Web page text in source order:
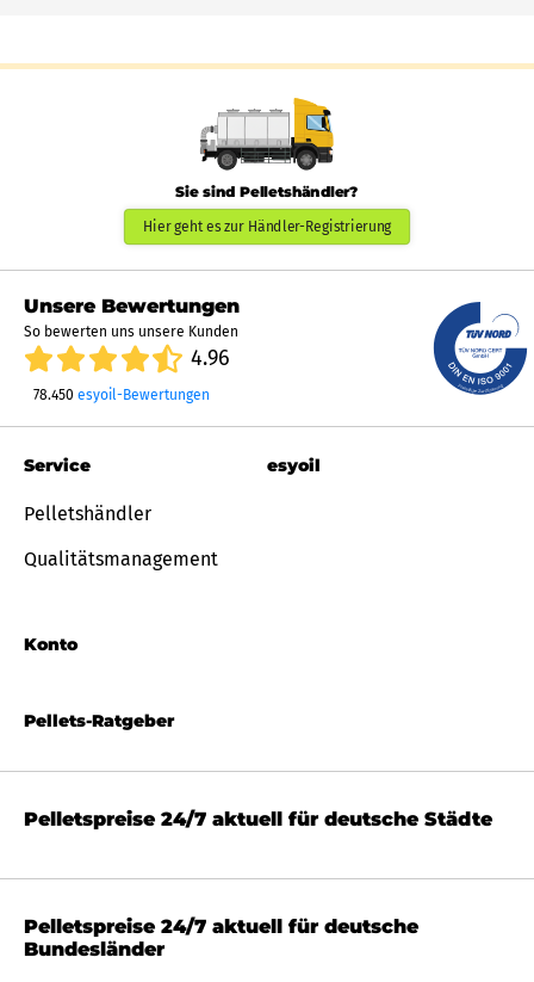
Sie sind Pelletshändler?
Hier geht es zur Händler-Registrierung
Unsere Bewertungen
So bewerten uns unsere Kunden
4.96
78.450 esyoil-Bewertungen
Pellets-Ratgeber
Service
Pelletshändler
Qualitätsmanagement
Konto
esyoil
Pelletspreise 24/7 aktuell für deutsche Städte
Pelletspreise 24/7 aktuell für deutsche
Bundesländer